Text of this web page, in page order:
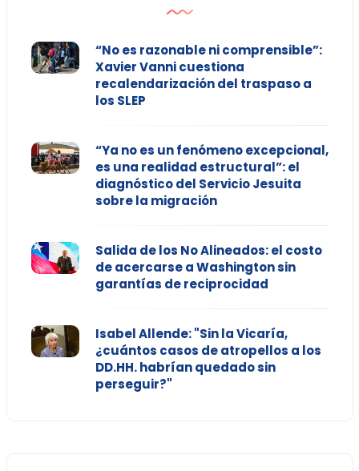
“No es razonable ni comprensible”:
Xavier Vanni cuestiona
recalendarización del traspaso a
los SLEP
“Ya no es un fenómeno excepcional,
es una realidad estructural”: el
diagnóstico del Servicio Jesuita
sobre la migración
Salida de los No Alineados: el costo
de acercarse a Washington sin
garantías de reciprocidad
Isabel Allende: "Sin la Vicaría,
¿cuántos casos de atropellos a los
DD.HH. habrían quedado sin
perseguir?"